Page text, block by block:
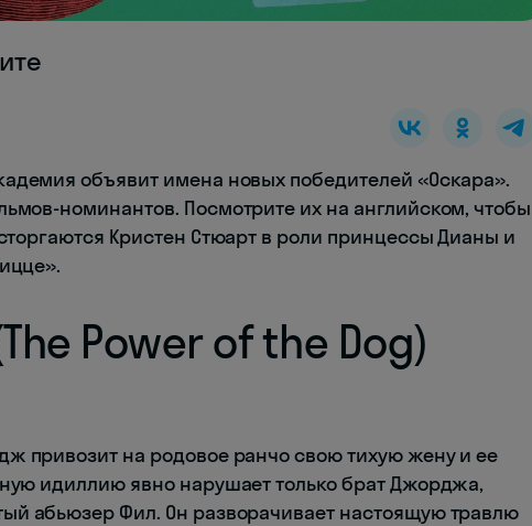
объявит имена новых победителей «Оскара».
номинантов. Посмотрите их на английском, чтобы
Кристен Стюарт в роли принцессы Дианы и
Power of the Dog)
привозит на родовое ранчо свою тихую жену и ее
идиллию явно нарушает только брат Джорджа,
абьюзер Фил. Он разворачивает настоящую травлю